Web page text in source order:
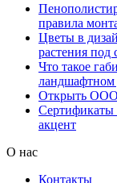
правила
Цветы в
растения под
Что такое
ландшафтном
Открыть ООО:
Сертификаты
акцент
О нас
Контакты